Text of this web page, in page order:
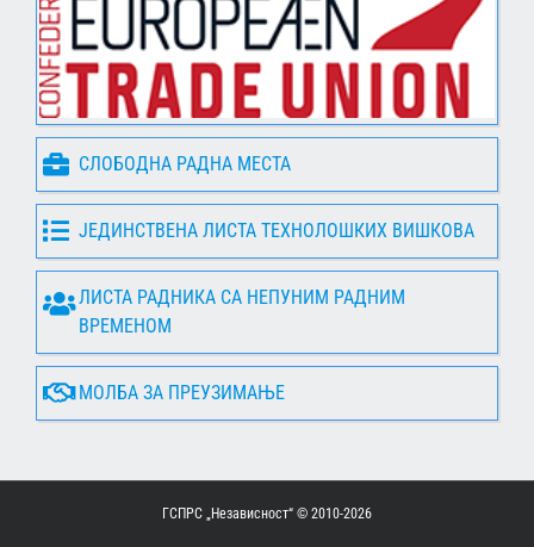
СЛОБОДНА РАДНА МЕСТА
ЈЕДИНСТВЕНА ЛИСТА ТЕХНОЛОШКИХ ВИШКОВА
ЛИСТА РАДНИКА СА НЕПУНИМ РАДНИМ
ВРЕМЕНОМ
МОЛБА ЗА ПРЕУЗИМАЊЕ
ГСПРС „Независност“ © 2010-2026